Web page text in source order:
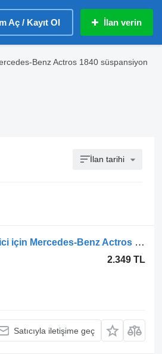
Aç / Kayıt Ol İlan verin
Benz Actros 1840 süspansiyon
İlan tarihi
Mercedes-Benz Actros, Axor MP1, MP2, MP3 (1996-2014) çekici için Mercedes-Benz Actros MP1 1840 (01.96-12.02) A9423251309
2.349 TL
Satıcıyla iletişime geç